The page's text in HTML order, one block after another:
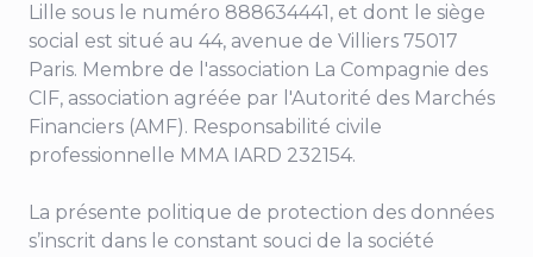
Lille sous le numéro 888634441, et dont le siège
social est situé au 44, avenue de Villiers 75017
Paris. Membre de l'association La Compagnie des
CIF, association agréée par l'Autorité des Marchés
Financiers (AMF). Responsabilité civile
professionnelle MMA IARD 232154.
La présente politique de protection des données
s’inscrit dans le constant souci de la société